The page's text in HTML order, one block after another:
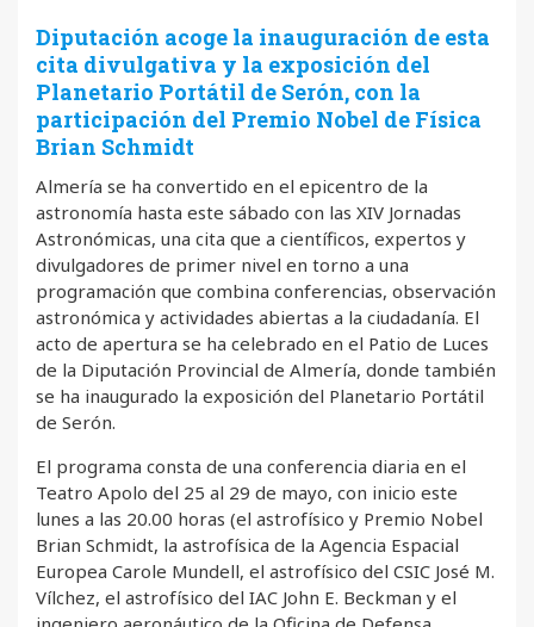
Diputación acoge la inauguración de esta
cita divulgativa y la exposición del
Planetario Portátil de Serón, con la
participación del Premio Nobel de Física
Brian Schmidt
Almería se ha convertido en el epicentro de la
astronomía hasta este sábado con las XIV Jornadas
Astronómicas, una cita que a científicos, expertos y
divulgadores de primer nivel en torno a una
programación que combina conferencias, observación
astronómica y actividades abiertas a la ciudadanía. El
acto de apertura se ha celebrado en el Patio de Luces
de la Diputación Provincial de Almería, donde también
se ha inaugurado la exposición del Planetario Portátil
de Serón.
El programa consta de una conferencia diaria en el
Teatro Apolo del 25 al 29 de mayo, con inicio este
lunes a las 20.00 horas (el astrofísico y Premio Nobel
Brian Schmidt, la astrofísica de la Agencia Espacial
Europea Carole Mundell, el astrofísico del CSIC José M.
Vílchez, el astrofísico del IAC John E. Beckman y el